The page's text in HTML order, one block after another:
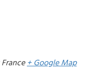
France+ Google Map